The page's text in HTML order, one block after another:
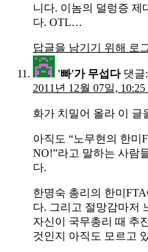
니다. 이놈의 덜렁증 제
다. OTL…
답글을 남기기 위해 로
'빠'가 무섭다 댓글:
2011년 12월 07일, 10:25
화가 치밀어 올라 이 글
아직도 “노무현의 한미
NO!”라고 말하는 사람
다.
한명숙 총리의 한미
다. 그리고 절망감마저
자신이 국무총리 때 추
것인지 아직도 모르고